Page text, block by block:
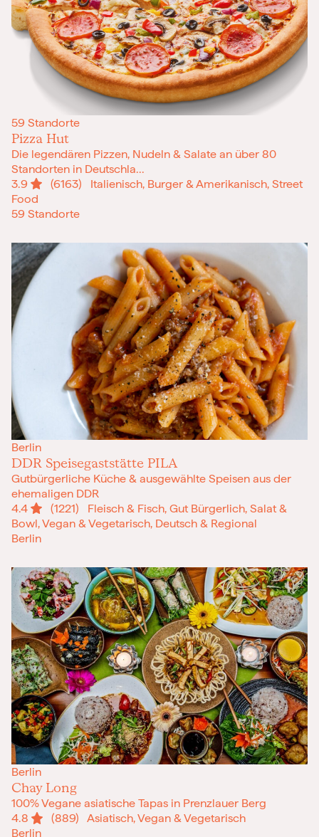
59 Standorte
Pizza Hut
Die legendären Pizzen, Nudeln & Salate an über 80
Standorten in Deutschla...
3.9
(6163) Italienisch, Burger & Amerikanisch, Street
Food
59 Standorte
Berlin
DDR Speisegaststätte PILA
Gutbürgerliche Küche & ausgewählte Speisen aus der
ehemaligen DDR
4.4
(1221) Fleisch & Fisch, Gut Bürgerlich, Salat &
Bowl, Vegan & Vegetarisch, Deutsch & Regional
Berlin
Berlin
Chay Long
100% Vegane asiatische Tapas in Prenzlauer Berg
4.8
(889) Asiatisch, Vegan & Vegetarisch
Berlin